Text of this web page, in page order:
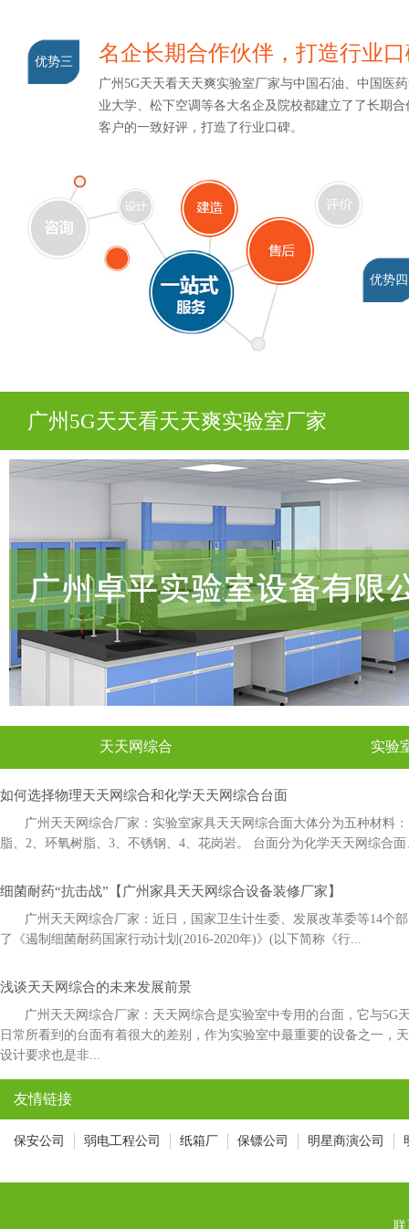
优势三 名企长期合作伙伴，打造行业
广州5G天天看天天爽实验室厂家与中国石油、中国医药
业大学、松下空调等各大名企及院校都建立了了长期合作
客户的一致好评，打造了行业口碑。
优势四
广州5G天天看天天爽实验室厂家
天天网综合 实验
如何选择物理天天网综合和化学天天网综合台面
广州天天网综合厂家：实验室家具天天网综合面大体分为五种材料：
脂、2、环氧树脂、3、不锈钢、4、花岗岩。 台面分为化学天天网综合
细菌耐药“抗击战”【广州家具天天网综合设备装修厂家】
广州天天网综合厂家：近日，国家卫生计生委、发展改革委等14个
了《遏制细菌耐药国家行动计划(2016-2020年)》(以下简称《行...
浅谈天天网综合的未来发展前景
广州天天网综合厂家：天天网综合是实验室中专用的台面，它与
日常所看到的台面有着很大的差别，作为实验室中最重要的设备之一，
设计要求也是非...
友情链接
保安公司 弱电工程公司 纸箱厂 保镖公司 明星商演公司
联